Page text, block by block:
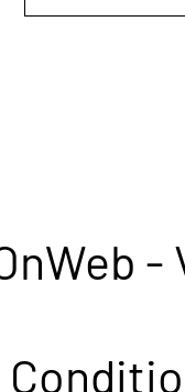
-